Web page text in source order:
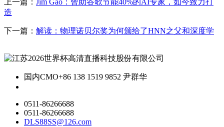
上一篇： Jim Gao：曾助谷歌节能40%的AI专家，如今致力打
造
下一篇： 解读：物理诺贝尔奖为何颁给了HNN之父和深度学
国内CMO+86 138 1519 9852 尹群华
0511-86266688
0511-86266688
DLS88SS@126.com